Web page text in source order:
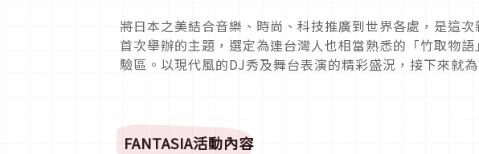
將日本之美結合音樂、時尚、科技推廣到世界各處，是這
首次舉辦的主題，選定為連台灣人也相當熟悉的「竹取物
驗區。以現代風的DJ秀及舞台表演的精彩盛況，接下來就為
FANTASIA活動內容